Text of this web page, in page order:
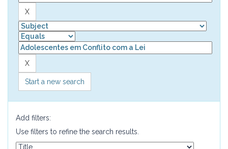
Start a new search
Add filters:
Use filters to refine the search results.